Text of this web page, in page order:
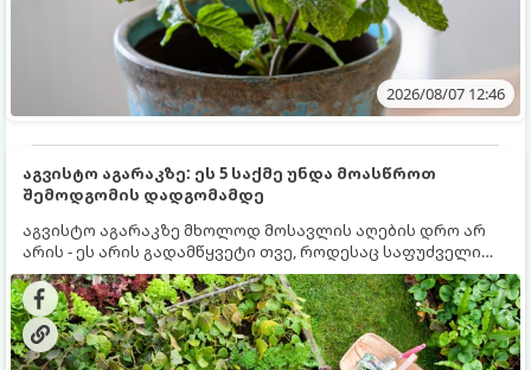
2026/08/07 12:46
აგვისტო აგარაკზე: ეს 5 საქმე უნდა მოასწროთ
შემოდგომის დადგომამდე
აგვისტო აგარაკზე მხოლოდ მოსავლის აღების დრო არ
არის - ეს არის გადამწყვეტი თვე, როდესაც საფუძველი
ეყრება მომავალი წლის მოსავალს და ბაღი მზადდება
შემოდგომა-ზამთრის სეზონისთვის. იმისათვის, რომ
ნიადაგმა ენერგია აღიდგინოს, ხოლო მცენარეებმა
ზამთარს გაუძლონ, აგვისტოს ბოლომდე 5
მნიშვნელოვანი საქმის გაკეთება უნდა მოასწროთ: